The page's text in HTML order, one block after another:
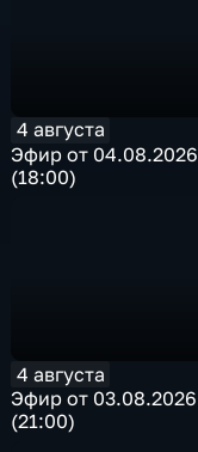
4 августа
Эфир от 04.08.2026
(18:00)
4 августа
Эфир от 03.08.2026
(21:00)